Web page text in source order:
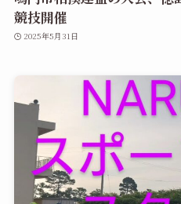
競技開催
2025年5月31日